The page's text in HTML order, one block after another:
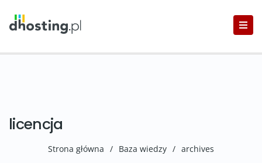
licencja
Strona główna / Baza wiedzy / archives